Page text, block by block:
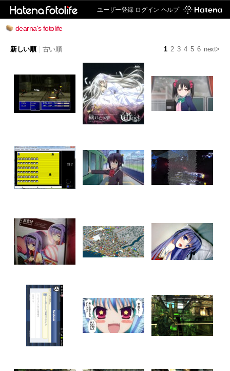
ユーザー登録 ログイン ヘルプ
dearna's fotolife
1 2 3 4 5 6 next>
新しい順 古い順